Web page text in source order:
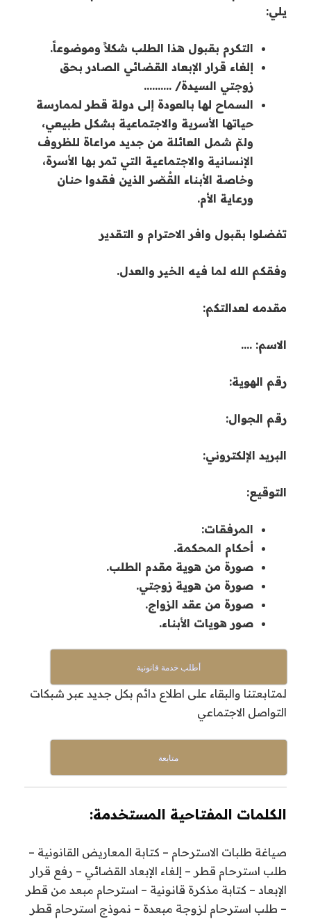
يلي:
التكرم بقبول هذا الطلب شكلاً وموضوعاً.
إلغاء قرار الإبعاد القضائي الصادر بحق
زوجتي السيدة/ ……….
السماح لها بالعودة إلى دولة قطر لممارسة
حياتها الأسرية والاجتماعية بشكل طبيعي،
ولمّ شمل العائلة من جديد مراعاة للظروف
الإنسانية والاجتماعية التي تمر بها الأسرة،
وخاصة الأبناء القُصّر الذين فقدوا حنان
ورعاية الأم.
تفضلوا بقبول وافر الاحترام و التقدير
وفقكم الله لما فيه الخير والعدل.
مقدمه لعدالتكم:
الاسم: ….
رقم الهوية:
رقم الجوال:
البريد الإلكتروني:
التوقيع:
المرفقات:
أحكام المحكمة.
صورة من هوية مقدم الطلب.
صورة من هوية زوجتي.
صورة من عقد الزواج.
صور هويات الأبناء.
أطلب خدمة قانونية
لمتابعتنا والبقاء على اطلاع دائم بكل جديد عبر شبكات
التواصل الاجتماعي
متابعة
الكلمات المفتاحية المستخدمة:
صياغة طلبات الاسترحام – كتابة المعاريض القانونية –
طلب استرحام قطر – إلغاء الإبعاد القضائي – رفع قرار
الإبعاد – كتابة مذكرة قانونية – استرحام مبعد من قطر
– طلب استرحام لزوجة مبعدة – نموذج استرحام قطر